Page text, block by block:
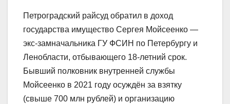
Петроградский райсуд обратил в доход
государства имущество Сергея Мойсеенко —
экс-замначальника ГУ ФСИН по Петербургу и
Ленобласти, отбывающего 18-летний срок.
Бывший полковник внутренней службы
Мойсеенко в 2021 году осуждён за взятку
(свыше 700 млн рублей) и организацию